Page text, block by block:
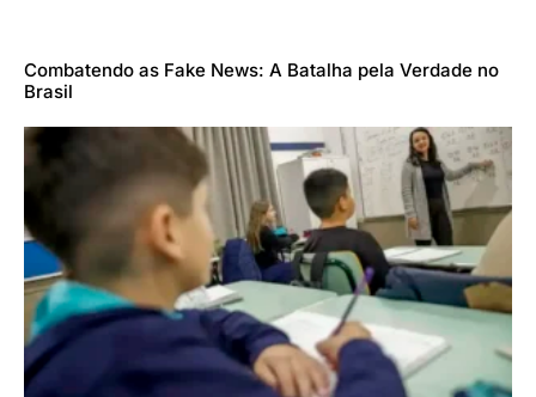
Combatendo as Fake News: A Batalha pela Verdade no
Brasil